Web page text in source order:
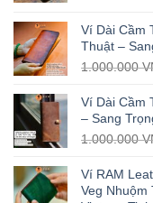
Ví Dài Cầm
Thuật –
1.000.000
Ví Dài Cầm
– Sang
1.000.000
Ví RAM
Veg Nhuộm